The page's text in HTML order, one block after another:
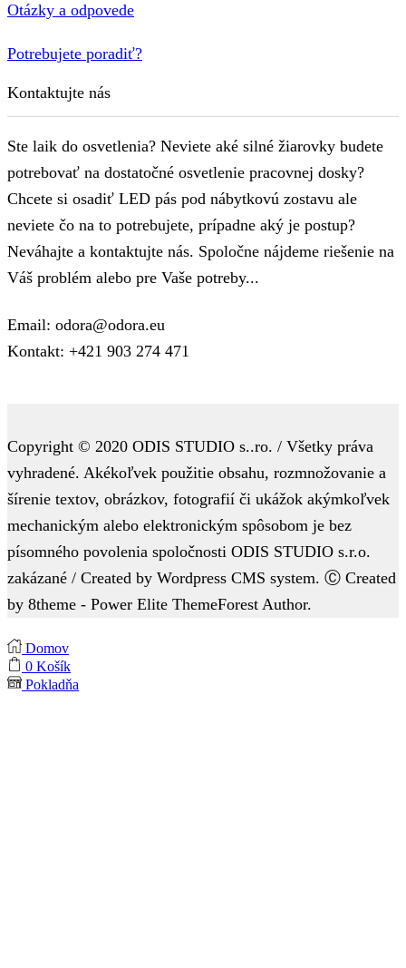
Otázky a odpovede
Potrebujete poradiť?
Kontaktujte nás
Ste laik do osvetlenia? Neviete aké silné žiarovky budete
potrebovať na dostatočné osvetlenie pracovnej dosky?
Chcete si osadiť LED pás pod nábytkovú zostavu ale
neviete čo na to potrebujete, prípadne aký je postup?
Neváhajte a kontaktujte nás. Spoločne nájdeme riešenie na
Váš problém alebo pre Vaše potreby...
Email: odora@odora.eu
Kontakt: +421 903 274 471
Copyright © 2020 ODIS STUDIO s..ro. / Všetky práva
vyhradené. Akékoľvek použitie obsahu, rozmnožovanie a
šírenie textov, obrázkov, fotografií či ukážok akýmkoľvek
mechanickým alebo elektronickým spôsobom je bez
písomného povolenia spoločnosti ODIS STUDIO s.r.o.
zakázané / Created by Wordpress CMS system. Ⓒ Created
by 8theme - Power Elite ThemeForest Author.
Domov
0 Košík
Pokladňa